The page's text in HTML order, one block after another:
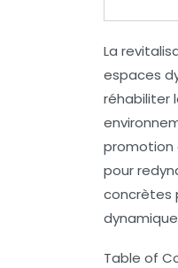
La
espaces
réhabiliter
promotion
pour
concrètes
Table of